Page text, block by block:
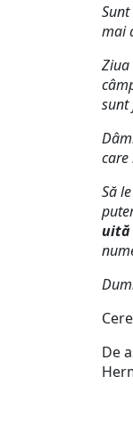
mai
Ziua
sunt
Să
uită
De